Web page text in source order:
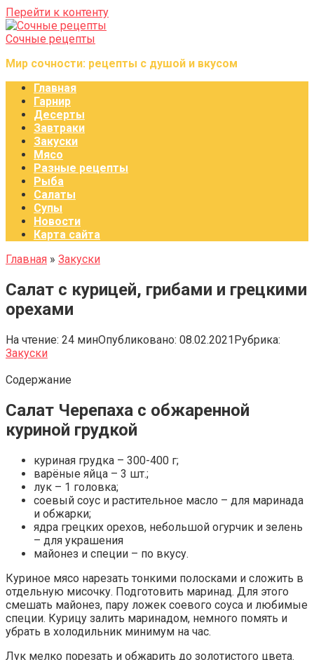
Перейти к контенту
Сочные рецепты
Мир сочности: рецепты с душой и вкусом
Главная
Гарнир
Десерты
Завтраки
Закуски
Мясо
Разные рецепты
Рыба
Салаты
Супы
Новости
Карта сайта
Главная » Закуски
Салат с курицей, грибами и грецкими
орехами
На чтение: 24 минОпубликовано: 08.02.2021Рубрика:
Закуски
Содержание
Салат Черепаха с обжаренной
куриной грудкой
куриная грудка – 300-400 г;
варёные яйца – 3 шт.;
лук – 1 головка;
соевый соус и растительное масло – для маринада
и обжарки;
ядра грецких орехов, небольшой огурчик и зелень
– для украшения
майонез и специи – по вкусу.
Куриное мясо нарезать тонкими полосками и сложить в
отдельную мисочку. Подготовить маринад. Для этого
смешать майонез, пару ложек соевого соуса и любимые
специи. Курицу залить маринадом, немного помять и
убрать в холодильник минимум на час.
Лук мелко порезать и обжарить до золотистого цвета.